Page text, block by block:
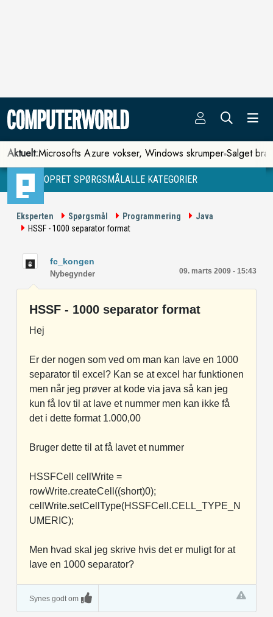
Aktuelt:Microsofts Azure vokser, Windows skrumper Salget
OPRET SPØRGSMÅLALLE KATEGORIER
Eksperten Spørgsmål Programmering
Java
HSSF - 1000 separator format
fc_kongen
Nybegynder 09. marts 2009 - 15:43
HSSF - 1000 separator format
Hej
Er der nogen som ved om man kan lave en 1000
separator til excel? Kan se at excel har funktionen
men når jeg prøver at kode via java så kan jeg
kun få lov til at lave et nummer men kan ikke få
det i dette format 1.000,00
Bruger dette til at få lavet et nummer
HSSFCell cellWrite =
rowWrite.createCell((short)0);
cellWrite.setCellType(HSSFCell.CELL_TYPE_N
UMERIC);
Men hvad skal jeg skrive hvis det er muligt for at
lave en 1000 separator?
Synes godt om